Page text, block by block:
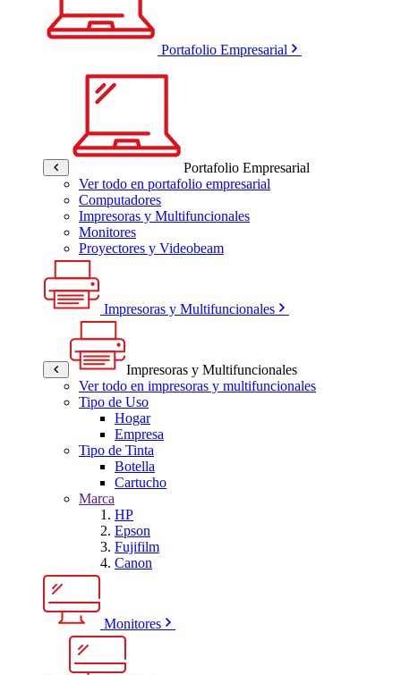
Portafolio Empresarial
Portafolio Empresarial
Ver todo en portafolio empresarial
Computadores
Impresoras y Multifuncionales
Monitores
Proyectores y Videobeam
Impresoras y Multifuncionales
Impresoras y Multifuncionales
Ver todo en impresoras y multifuncionales
Tipo de Uso
Hogar
Empresa
Tipo de Tinta
Botella
Cartucho
Marca
HP
Epson
Fujifilm
Canon
Monitores